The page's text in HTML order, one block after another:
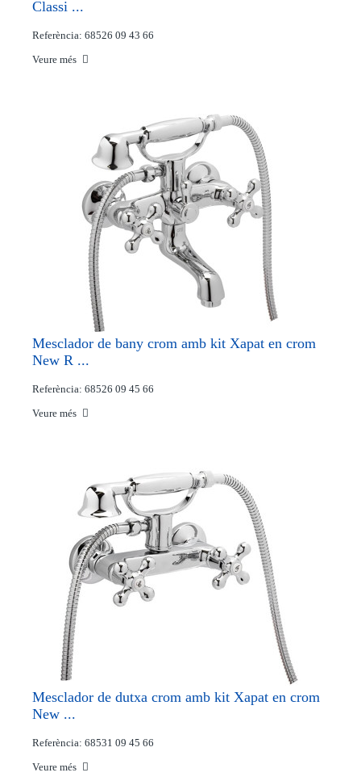
Classi ...
Referència: 68526 09 43 66
Veure més
Mesclador de bany crom amb kit Xapat en crom
New R ...
Referència: 68526 09 45 66
Veure més
Mesclador de dutxa crom amb kit Xapat en crom
New ...
Referència: 68531 09 45 66
Veure més